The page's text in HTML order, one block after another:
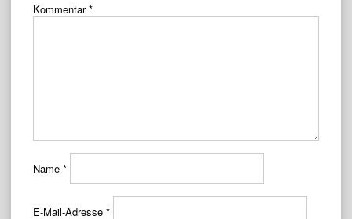
Kommentar*
Name *
E-Mail-Adresse *